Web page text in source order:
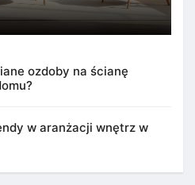
ozdoby na ścianę
w aranżacji wnętrz w